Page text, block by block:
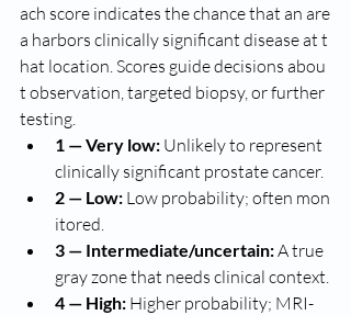
ach score indicates the chance that an are
a harbors clinically significant disease at t
hat location. Scores guide decisions abou
t observation, targeted biopsy, or further
testing.
1 — Very low: Unlikely to represent
clinically significant prostate cancer.
2 — Low: Low probability; often mon
itored.
3 — Intermediate/uncertain: A true
gray zone that needs clinical context.
4 — High: Higher probability; MRI-